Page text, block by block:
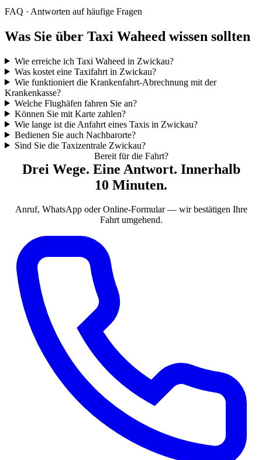
FAQ · Antworten auf häufige Fragen
Was Sie über Taxi Waheed wissen sollten
Wie erreiche ich Taxi Waheed in Zwickau?
Was kostet eine Taxifahrt in Zwickau?
Wie funktioniert die Krankenfahrt-Abrechnung mit der
Krankenkasse?
Welche Flughäfen fahren Sie an?
Können Sie mit Karte zahlen?
Wie lange ist die Anfahrt eines Taxis in Zwickau?
Bedienen Sie auch Nachbarorte?
Sind Sie die Taxizentrale Zwickau?
Bereit für die Fahrt?
Drei Wege. Eine Antwort. Innerhalb
10 Minuten.
Anruf, WhatsApp oder Online-Formular — wir bestätigen Ihre
Fahrt umgehend.